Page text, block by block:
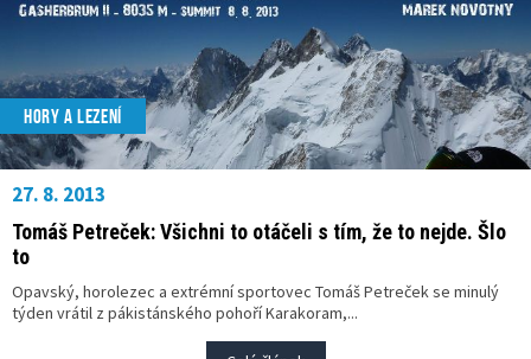
HORY A LEZENÍ
27. 8. 2013
Tomáš Petreček: Všichni to otáčeli s tím, že to nejde. Šlo
to
Opavský, horolezec a extrémní sportovec Tomáš Petreček se minulý
týden vrátil z pákistánského pohoří Karakoram,...